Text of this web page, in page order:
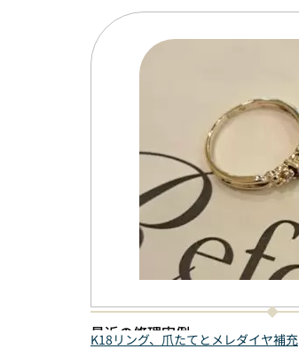
最近の修理実例
K18リング、爪たてとメレダイヤ補充